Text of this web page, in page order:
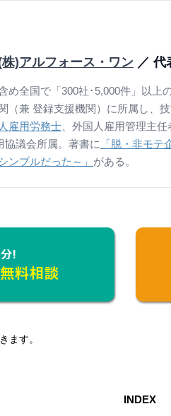
株)アルフォース・ワン ／ 代
め全国で「300社･5,000件」以上
（兼 登録支援機関）に所属し、
雇用労務士 、外国人雇用管理主
協議会所属。著書に
「脱・非モ
ンプルだった～」 がある。
!
無料相談
ます。
INDEX